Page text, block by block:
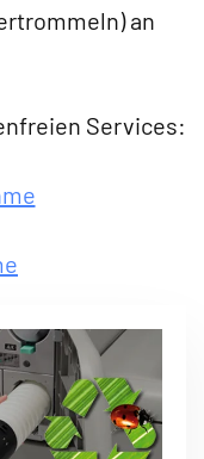
an
Services: